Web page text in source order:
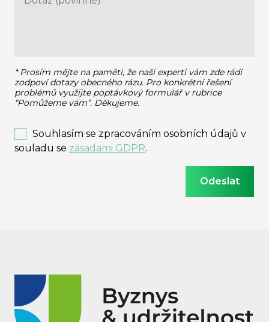
* Prosím mějte na paměti, že naši experti vám zde rádi
zodpoví dotazy obecného rázu. Pro konkrétní řešení
problémů využijte poptávkový formulář v rubrice
“Pomůžeme vám”. Děkujeme.
Souhlasím se zpracováním osobních údajů v
souladu se zásadami GDPR.